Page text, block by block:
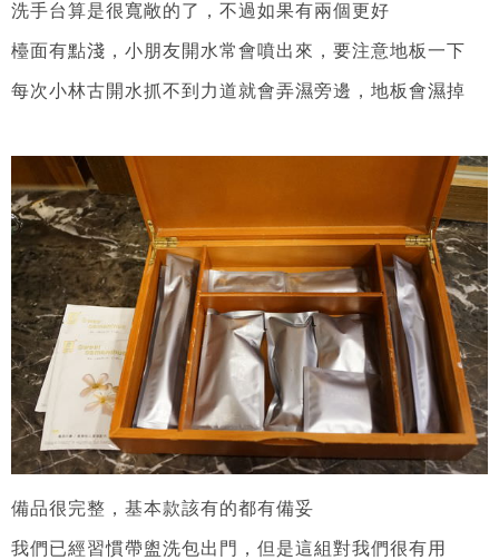
洗手台算是很寬敞的了，不過如果有兩個更好
檯面有點淺，小朋友開水常會噴出來，要注意地板一下
每次小林古開水抓不到力道就會弄濕旁邊，地板會濕掉
備品很完整，基本款該有的都有備妥
我們已經習慣帶盥洗包出門，但是這組對我們很有用